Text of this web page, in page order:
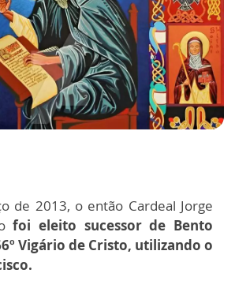
de 2013, o então Cardeal Jorge
foi eleito sucessor de Bento
Vigário de Cristo, utilizando o